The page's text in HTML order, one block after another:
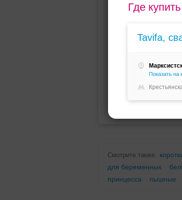
Где купить
Tavifa,
Показать на
Мини (короткое)
Для беременных
Смотрите также:
для беременных
принцесса
пышные